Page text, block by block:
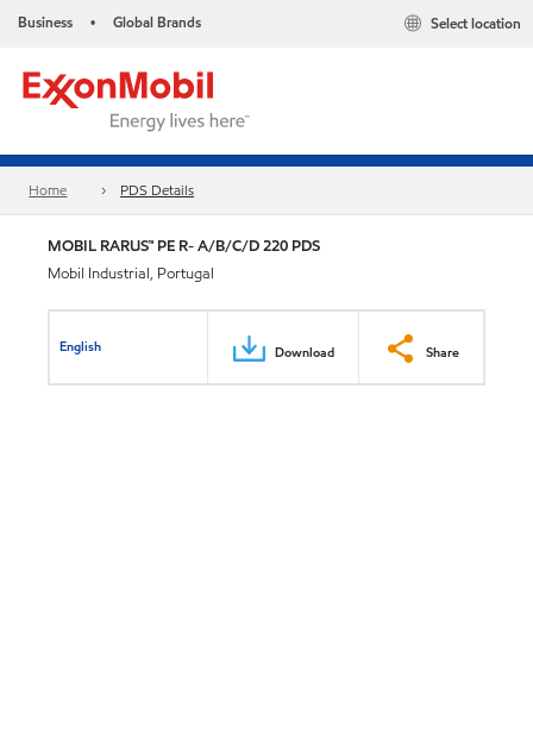
Business • Global Brands Select location
Home PDS Details
MOBIL RARUS™ PE R- A/B/C/D 220 PDS
Mobil Industrial, Portugal
English Download Share